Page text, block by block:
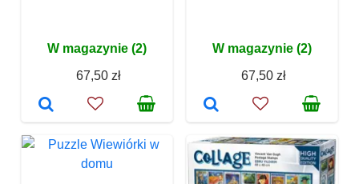
W magazynie (2)
67,50 zł
W magazynie (2)
67,50 zł